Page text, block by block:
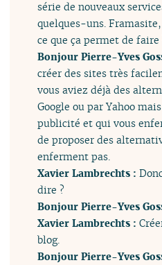
série de nouveaux
quelques-uns.
ce que ça permet de faire
Bonjour Pierre-Yves
créer des sites très
vous aviez déjà des
Google ou par Yahoo
publicité et qui vous
de proposer des
enferment pas.
Xavier Lambrechts :
dire ?
Bonjour Pierre-Yves
Xavier Lambrechts :
blog.
Bonjour Pierre-Yves